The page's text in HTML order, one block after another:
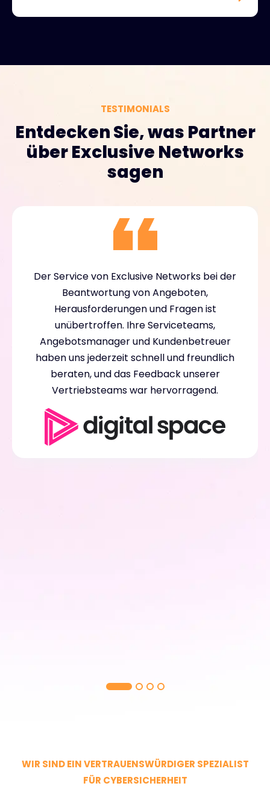
TESTIMONIALS
Entdecken Sie, was Partner
über Exclusive Networks
sagen
Der Service von Exclusive Networks bei der
Beantwortung von Angeboten,
Herausforderungen und Fragen ist
unübertroffen. Ihre Serviceteams,
Angebotsmanager und Kundenbetreuer
haben uns jederzeit schnell und freundlich
beraten, und das Feedback unserer
Vertriebsteams war hervorragend.
WIR SIND EIN VERTRAUENSWÜRDIGER SPEZIALIST
FÜR CYBERSICHERHEIT